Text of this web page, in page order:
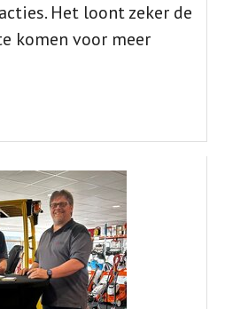
Het loont zeker de
komen voor meer